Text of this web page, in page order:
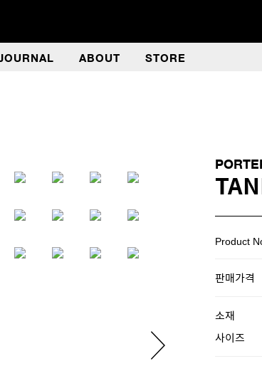
JOURNAL ABOUT STORE
Product
판매가격
소재
사이즈